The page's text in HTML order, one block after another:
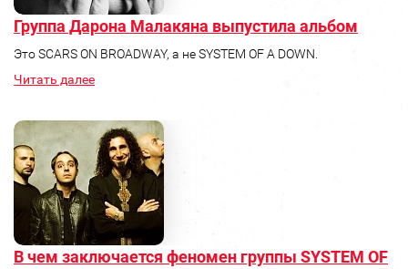
Группа Дарона Малакяна выпустила альбом
Это SCARS ON BROADWAY, а не SYSTEM OF A DOWN.
Читать далее
В чем заключается феномен группы SYSTEM OF